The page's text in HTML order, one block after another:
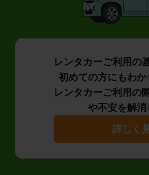
レンタカーご利用の
初めての方にもわか
レンタカーご利用の
や不安を解消
詳しく